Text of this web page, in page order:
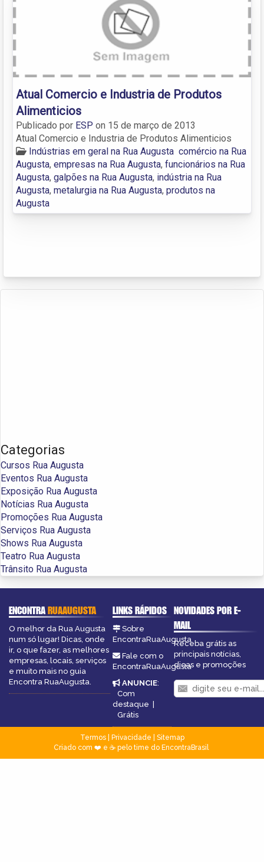
Atual Comercio e Industria de Produtos
Alimenticios
Publicado por ESP on 15 de março de 2013
Atual Comercio e Industria de Produtos Alimenticios
Indústrias em geral na Rua Augusta comércio na Rua
Augusta, empresas na Rua Augusta, funcionários na Rua
Augusta, galpões na Rua Augusta, indústria na Rua
Augusta, metalurgia na Rua Augusta, produtos na
Augusta
Categorias
Cursos Rua Augusta
Eventos Rua Augusta
Exposição Rua Augusta
Notícias Rua Augusta
Promoções Rua Augusta
Serviços Rua Augusta
Shows Rua Augusta
Teatro Rua Augusta
Trânsito Rua Augusta
ENCONTRARUAAUGUSTA
O melhor da Rua Augusta
num só lugar! Dicas, onde
ir, o que fazer, as melhores
empresas, locais, serviços
e muito mais no guia
Encontra RuaAugusta.
LINKS RÁPIDOS
Sobre
EncontraRuaAugusta
Fale com o
EncontraRuaAugusta
ANUNCIE:
Com
destaque |
Grátis
NOVIDADES POR E-
MAIL
Receba grátis as
principais notícias,
dicas e promoções
Termos| Privacidade
Sitemap
Criado com ❤️ e ☕ pelo time do EncontraBrasil